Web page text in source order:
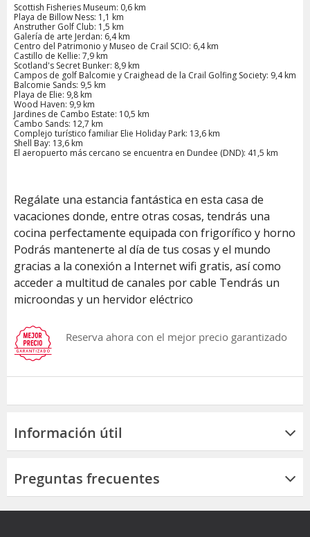
Scottish Fisheries Museum: 0,6 km
Playa de Billow Ness: 1,1 km
Anstruther Golf Club: 1,5 km
Galería de arte Jerdan: 6,4 km
Centro del Patrimonio y Museo de Crail SCIO: 6,4 km
Castillo de Kellie: 7,9 km
Scotland's Secret Bunker: 8,9 km
Campos de golf Balcomie y Craighead de la Crail Golfing Society: 9,4 km
Balcomie Sands: 9,5 km
Playa de Elie: 9,8 km
Wood Haven: 9,9 km
Jardines de Cambo Estate: 10,5 km
Cambo Sands: 12,7 km
Complejo turístico familiar Elie Holiday Park: 13,6 km
Shell Bay: 13,6 km
El aeropuerto más cercano se encuentra en Dundee (DND): 41,5 km
Regálate una estancia fantástica en esta casa de
vacaciones donde, entre otras cosas, tendrás una
cocina perfectamente equipada con frigorífico y horno
Podrás mantenerte al día de tus cosas y el mundo
gracias a la conexión a Internet wifi gratis, así como
acceder a multitud de canales por cable Tendrás un
microondas y un hervidor eléctrico
Reserva ahora con el mejor precio garantizado
Información útil
Preguntas frecuentes